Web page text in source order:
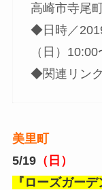
高崎市寺尾
◆日時／
（日）
◆関連リン
美里町
5/19（日）
『ローズガー